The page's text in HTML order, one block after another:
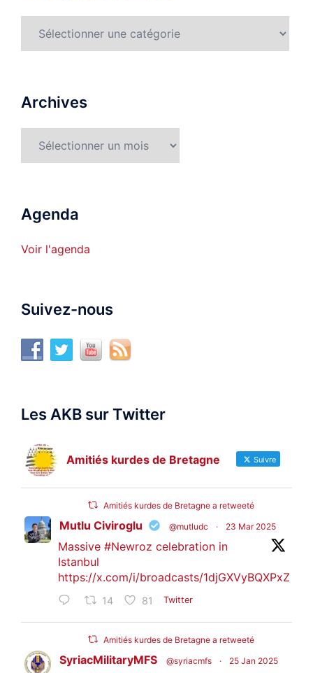
Archives
Agenda
Voir l'agenda
Suivez-nous
Les AKB sur Twitter
Amitiés kurdes de Bretagne Suivre
Amitiés kurdes de Bretagne a retweeté
Mutlu Civiroglu @mutludc · 23 Mar 2025
Massive #Newroz celebration in
Istanbul
https://x.com/i/broadcasts/1djGXVyBQXPxZ
14 81 Twitter
Amitiés kurdes de Bretagne a retweeté
SyriacMilitaryMFS @syriacmfs · 25 Jan 2025